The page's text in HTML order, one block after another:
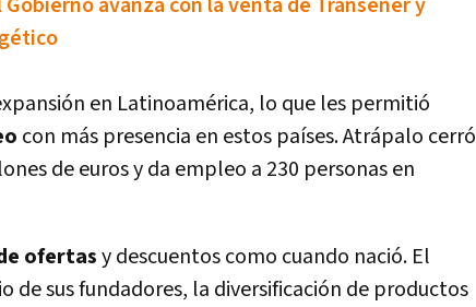
en Latinoamérica, lo que les permitió
con más presencia en estos paí­ses. Atrápalo cerró
de euros y da empleo a 230 personas en
ofertasy descuentos como cuando nació. El
de sus fundadores, la diversificación de productos